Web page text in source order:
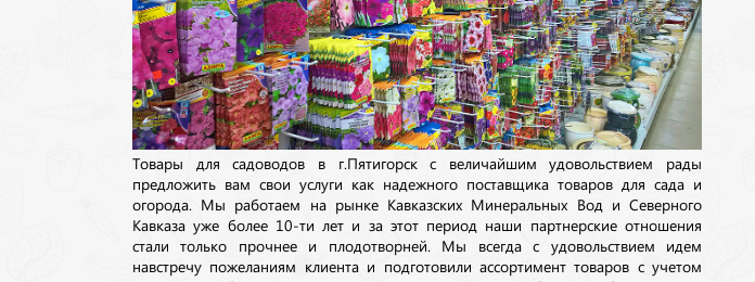
Товары для садоводов в г.Пятигорск с величайшим удовольствием рады
предложить вам свои услуги как надежного поставщика товаров для сада и
огорода. Мы работаем на рынке Кавказских Минеральных Вод и Северного
Кавказа уже более 10-ти лет и за этот период наши партнерские отношения
стали только прочнее и плодотворней. Мы всегда с удовольствием идем
навстречу пожеланиям клиента и подготовили ассортимент товаров с учетом